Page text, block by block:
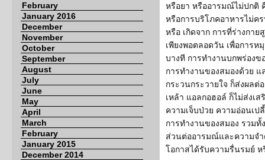
February
January 2016
December
November
October
September
August
July
June
May
April
March
February
January 2015
December 2014
หรือยา หรืออารมณ์ไม่ปกติ
หรือการบริโภคอาหารไม่ค
หรือ เกิดจาก การที่ร่างกา
เพียงพอตลอดวัน เพื่อการห
บางที การทำงานบกพร่องข
การทำงานของสมองด้วย
กระวนกระวายใจ ก็ส่งผล
เหล้า แอลกอฮอล์ ก็ไม่ส่งเ
ความเจ็บป่วย ความอ่อนเป
การทำงานของสมอง รวม
ส่วนต่ออารมณ์และความจำ
โอกาสได้รับความรื่นรมย์